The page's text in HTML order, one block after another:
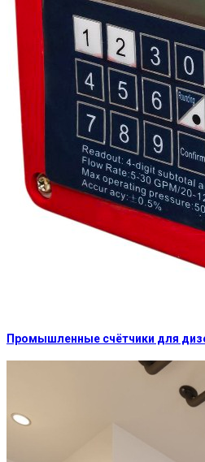
Промышленные счётчики для